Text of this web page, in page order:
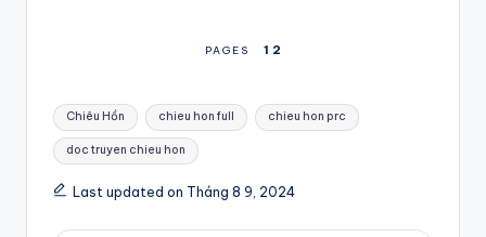
PAGES 1 2
Tags:
Chiêu Hồn chieu hon full chieu hon prc
doc truyen chieu hon
Last updated on Tháng 8 9, 2024